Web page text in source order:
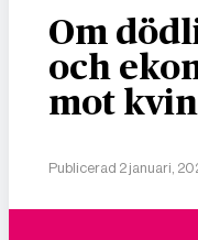
Om
och
mot
Publicerad 2 januari,